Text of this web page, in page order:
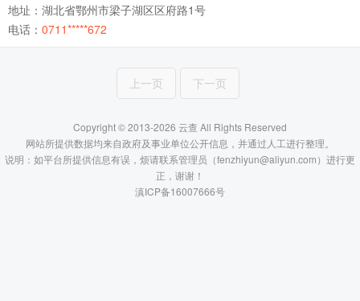
地址：湖北省鄂州市梁子湖区区府路1号
电话： 0711*****672
上一页 下一页
Copyright © 2013-2026 云查 All Rights Reserved
网站所提供数据均来自政府及事业单位公开信息，并通过人工进行整理。
说明：如平台所提供信息有误，烦请联系管理员（fenzhiyun@aliyun.com）进行更
正，谢谢！
滇ICP备16007666号